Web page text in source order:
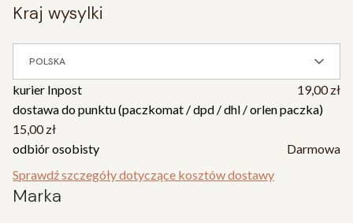
kraj wysylki
POLSKA
kurier Inpost
19,00 zł
dostawa do punktu (paczkomat / dpd / dhl / orlen paczka)
15,00 zł
odbiór osobisty
Darmowa
Sprawdź szczegóły dotyczące kosztów dostawy
Marka